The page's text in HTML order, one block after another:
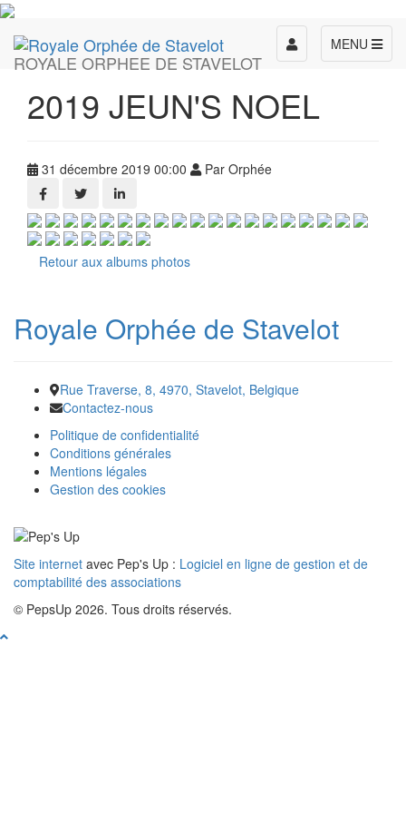
ROYALE ORPHEE DE STAVELOT
MENU
Toggle
navigation
2019 JEUN'S NOEL
31 décembre 2019 00:00 Par Orphée
Retour aux albums photos
Royale Orphée de Stavelot
Rue Traverse, 8, 4970, Stavelot, Belgique
Contactez-nous
Politique de confidentialité
Conditions générales
Mentions légales
Gestion des cookies
Site internet avec Pep's Up : Logiciel en ligne de gestion et de
comptabilité des associations
© PepsUp 2026. Tous droits réservés.